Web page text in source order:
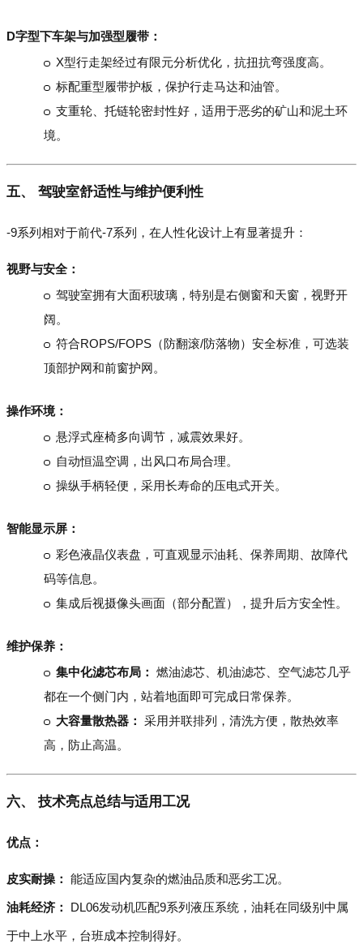
D字型下车架与加强型履带：
X型行走架经过有限元分析优化，抗扭抗弯强度高。
标配重型履带护板，保护行走马达和油管。
支重轮、托链轮密封性好，适用于恶劣的矿山和泥土环
境。
五、 驾驶室舒适性与维护便利性
-9系列相对于前代-7系列，在人性化设计上有显著提升：
视野与安全：
驾驶室拥有大面积玻璃，特别是右侧窗和天窗，视野开
阔。
符合ROPS/FOPS（防翻滚/防落物）安全标准，可选装
顶部护网和前窗护网。
操作环境：
悬浮式座椅多向调节，减震效果好。
自动恒温空调，出风口布局合理。
操纵手柄轻便，采用长寿命的压电式开关。
智能显示屏：
彩色液晶仪表盘，可直观显示油耗、保养周期、故障代
码等信息。
集成后视摄像头画面（部分配置），提升后方安全性。
维护保养：
集中化滤芯布局： 燃油滤芯、机油滤芯、空气滤芯几乎
都在一个侧门内，站着地面即可完成日常保养。
大容量散热器： 采用并联排列，清洗方便，散热效率
高，防止高温。
六、 技术亮点总结与适用工况
优点：
皮实耐操： 能适应国内复杂的燃油品质和恶劣工况。
油耗经济： DL06发动机匹配9系列液压系统，油耗在同级别中属
于中上水平，台班成本控制得好。